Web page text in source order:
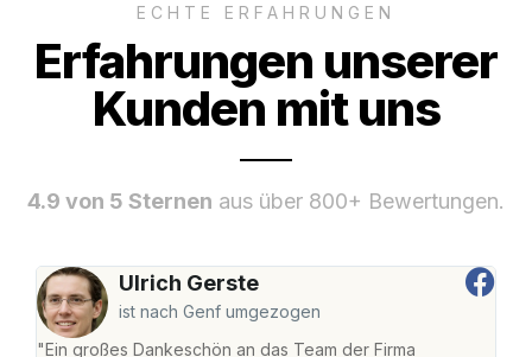
ECHTE ERFAHRUNGEN
Erfahrungen unserer
Kunden mit uns
4.9 von 5 Sternen aus über 800+ Bewertungen.
Ulrich Gerste
ist nach Genf umgezogen
"Ein großes Dankeschön an das Team der Firma